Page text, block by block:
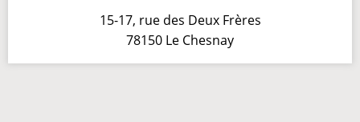
15-17, rue des Deux Frères
78150 Le Chesnay